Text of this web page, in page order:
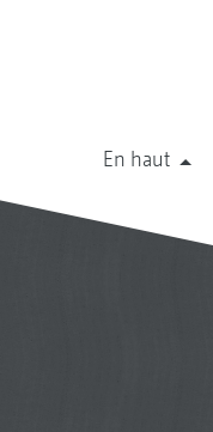
En haut